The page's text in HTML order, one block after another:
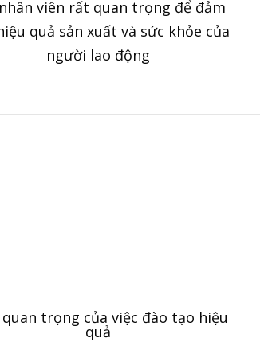
viên rất quan trọng để đảm
quả sản xuất và sức khỏe của
người lao động
trọng của việc đào tạo hiệu
quả